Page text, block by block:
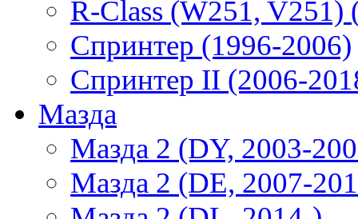
R-Class (W251, V251)
Спринтер (1996-2006)
Спринтер II (2006-
Мазда
Мазда 2 (DY, 2003-
Мазда 2 (DE, 2007-